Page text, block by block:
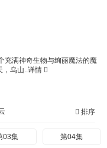
充满神奇生物与绚丽魔法的魔
，乌山..详情
排序
03集 第04集